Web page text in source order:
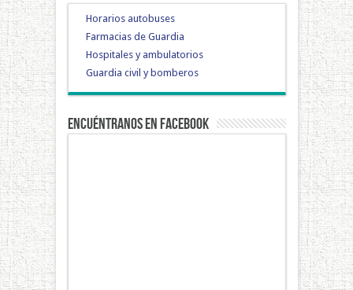
Horarios autobuses
Farmacias de Guardia
Hospitales y ambulatorios
Guardia civil y bomberos
Encuéntranos en Facebook